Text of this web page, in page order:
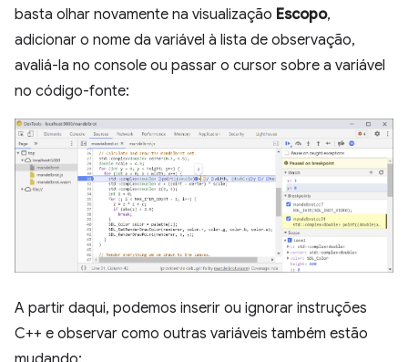
basta olhar novamente na visualização Escopo,
adicionar o nome da variável à lista de observação,
avaliá-la no console ou passar o cursor sobre a variável
no código-fonte:
A partir daqui, podemos inserir ou ignorar instruções
C++ e observar como outras variáveis também estão